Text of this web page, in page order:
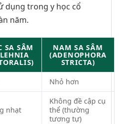
dụng trong y học cổ
năm.
SA SÂM NAM SA SÂM
(ADENOPHORA
STRICTA)
Nhỏ hơn
nhạt
Không đề cập cụ
thể (thường
tương tự)